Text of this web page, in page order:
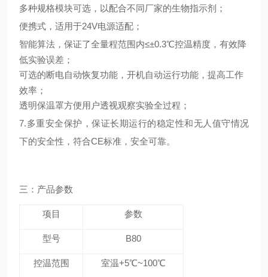
多种规格模块可选，以配合不同厂家的生物指示剂；
便携式，适用于24V电源适配；
智能算法，保证了全量程范围内≤±0.3℃控温精度，有效降
低实验误差；
可选的断电自动恢复功能，开机自动运行功能，提高工作
效率；
透明保温罩方便用户透视观察实验全过程；
7.多重安全保护，保证长期运行的稳定性和无人值守情况
下的安全性，符合CE标准，安全可靠。
三： 产品参数
项目 参数
型号 B80
控温范围 室温+5℃~100℃